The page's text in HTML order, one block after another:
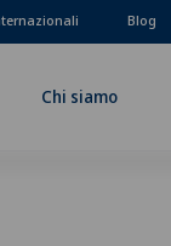
Blog
Chi siamo